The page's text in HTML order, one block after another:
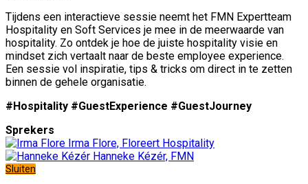
Tijdens een interactieve sessie neemt het FMN Expertteam
Hospitality en Soft Services je mee in de meerwaarde van
hospitality. Zo ontdek je hoe de juiste hospitality visie en
mindset zich vertaalt naar de beste employee experience.
Een sessie vol inspiratie, tips & tricks om direct in te zetten
binnen de gehele organisatie.
#Hospitality #GuestExperience #GuestJourney
Sprekers
Irma Flore, Floreert Hospitality
Hanneke Kézér, FMN
Sluiten